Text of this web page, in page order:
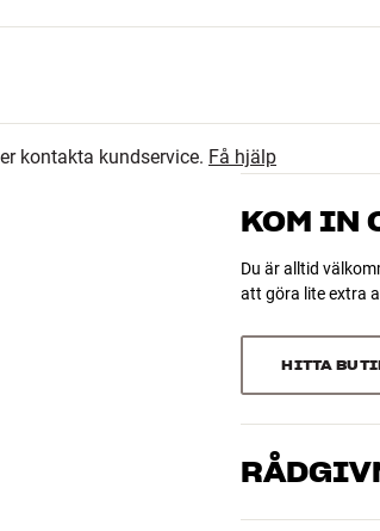
x djup)
4.4
kontakta kundservice. Få hjälp
KOM IN
Du är alltid
att göra lite extra
HITTA
Våra